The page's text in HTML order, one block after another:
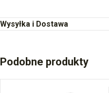
Wysyłka i Dostawa
Podobne produkty